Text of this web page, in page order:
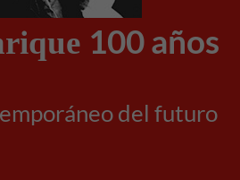
100 años
del futuro
Necesarias
cookies no
necesarias